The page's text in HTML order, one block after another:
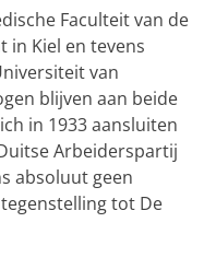
Faculteit van de
in Kiel en tevens
van
blijven aan beide
in 1933 aansluiten
Arbeiderspartij
absoluut geen
tot De